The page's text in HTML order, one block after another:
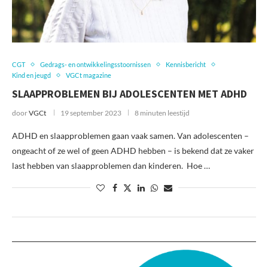
CGT Gedrags- en ontwikkelingsstoornissen
Kennisbericht
Kind en jeugd
VGCt magazine
SLAAPPROBLEMEN BIJ ADOLESCENTEN MET ADHD
doorVGCt 19 september 2023 8 minuten leestijd
ADHD en slaapproblemen gaan vaak samen. Van adolescenten –
ongeacht of ze wel of geen ADHD hebben – is bekend dat ze vaker
last hebben van slaapproblemen dan kinderen. Hoe …